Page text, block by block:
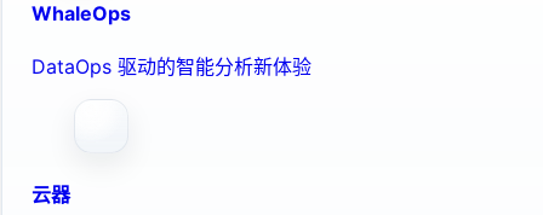
WhaleOps
DataOps 驱动的智能分析新体验
云器